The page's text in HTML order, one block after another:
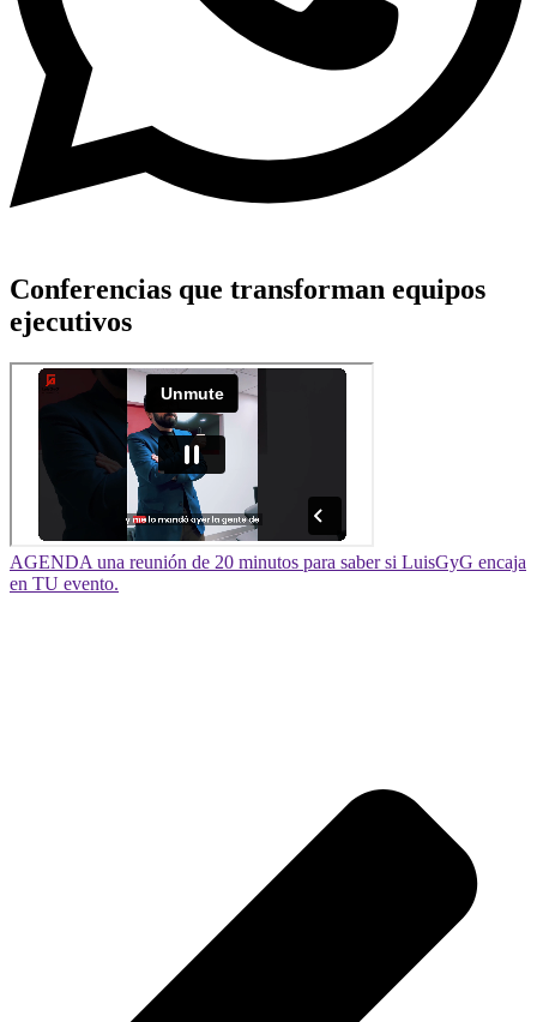
Conferencias que transforman equipos
ejecutivos
AGENDA una reunión de 20 minutos para saber si LuisGyG encaja
en TU evento.